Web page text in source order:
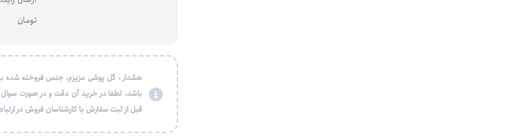
تومان
هشدار : گل پوشی عزیزم، جنس فروخته شده
باشد، لطفا در خرید آن دقت و در صورت
قبل از ثبت سفارش با کارشناسان فروش در